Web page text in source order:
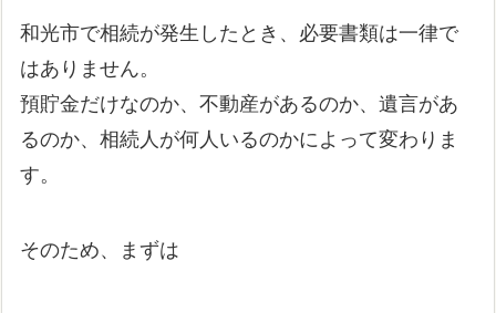
和光市で相続が発生したとき、必要書類は一律で
はありません。
預貯金だけなのか、不動産があるのか、遺言があ
るのか、相続人が何人いるのかによって変わりま
す。
そのため、まずは